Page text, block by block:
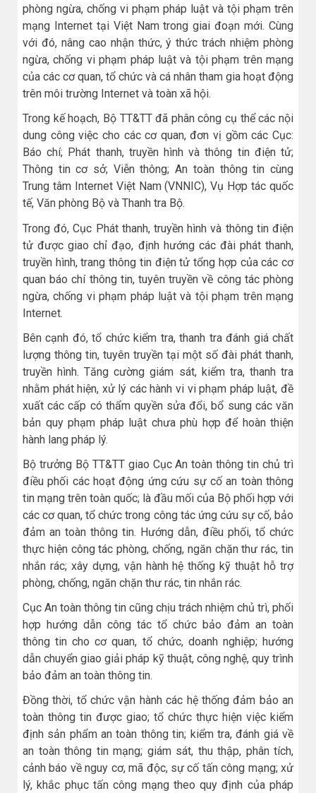
phòng ngừa, chống vi phạm pháp luật và tội phạm trên
mạng Internet tại Việt Nam trong giai đoạn mới. Cùng
với đó, nâng cao nhận thức, ý thức trách nhiệm phòng
ngừa, chống vi phạm pháp luật và tội phạm trên mạng
của các cơ quan, tổ chức và cá nhân tham gia hoạt động
trên môi trường Internet và toàn xã hội.
Trong kế hoạch, Bộ TT&TT đã phân công cụ thể các nội
dung công việc cho các cơ quan, đơn vị gồm các Cục:
Báo chí; Phát thanh, truyền hình và thông tin điện tử;
Thông tin cơ sở; Viễn thông; An toàn thông tin cùng
Trung tâm Internet Việt Nam (VNNIC), Vụ Hợp tác quốc
tế, Văn phòng Bộ và Thanh tra Bộ.
Trong đó, Cục Phát thanh, truyền hình và thông tin điện
tử được giao chỉ đạo, định hướng các đài phát thanh,
truyền hình, trang thông tin điện tử tổng hợp của các cơ
quan báo chí thông tin, tuyên truyền về công tác phòng
ngừa, chống vi phạm pháp luật và tội phạm trên mạng
Internet.
Bên cạnh đó, tổ chức kiểm tra, thanh tra đánh giá chất
lượng thông tin, tuyên truyền tại một số đài phát thanh,
truyền hình. Tăng cường giám sát, kiểm tra, thanh tra
nhằm phát hiện, xử lý các hành vi vi phạm pháp luật, đề
xuất các cấp có thẩm quyền sửa đổi, bổ sung các văn
bản quy phạm pháp luật chưa phù hợp để hoàn thiện
hành lang pháp lý.
Bộ trưởng Bộ TT&TT giao Cục An toàn thông tin chủ trì
điều phối các hoạt động ứng cứu sự cố an toàn thông
tin mạng trên toàn quốc; là đầu mối của Bộ phối hợp với
các cơ quan, tổ chức trong công tác ứng cứu sự cố, bảo
đảm an toàn thông tin. Hướng dẫn, điều phối, tổ chức
thực hiện công tác phòng, chống, ngăn chặn thư rác, tin
nhắn rác; xây dựng, vận hành hệ thống kỹ thuật hỗ trợ
phòng, chống, ngăn chặn thư rác, tin nhắn rác.
Cục An toàn thông tin cũng chịu trách nhiệm chủ trì, phối
hợp hướng dẫn công tác tổ chức bảo đảm an toàn
thông tin cho cơ quan, tổ chức, doanh nghiệp; hướng
dẫn chuyển giao giải pháp kỹ thuật, công nghệ, quy trình
bảo đảm an toàn thông tin.
Đồng thời, tổ chức vận hành các hệ thống đảm bảo an
toàn thông tin được giao; tổ chức thực hiện việc kiểm
định sản phẩm an toàn thông tin; kiểm tra, đánh giá về
an toàn thông tin mạng; giám sát, thu thập, phân tích,
cảnh báo về nguy cơ, mã độc, sự cố tấn công mạng; xử
lý, khắc phục tấn công mạng theo quy định của pháp